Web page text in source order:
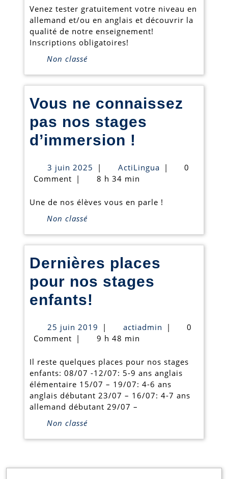
le
11/11/2019
Venez tester gratuitement votre niveau en
allemand et/ou en anglais et découvrir la
qualité de notre enseignement!
Inscriptions obligatoires!
Non classé
Vous ne connaissez
pas nos stages
d’immersion !
connaissez
pas
nos
stages
!
3 juin 2025
juin
| ActiLinguaActiLingua
|
0
Comment | 8 h 34 min
Une de nos élèves vous en parle !
Non classé
Dernières places
pour nos stages
enfants!
pour
nos
stages
enfants!
25 juin 2019 25
juin
| actiadmin actiadmin
|
0
Comment | 9 h 48 min
Il reste quelques places pour nos stages
enfants: 08/07 -12/07: 5-9 ans anglais
élémentaire 15/07 – 19/07: 4-6 ans
anglais débutant 23/07 – 16/07: 4-7 ans
allemand débutant 29/07 –
Non classé